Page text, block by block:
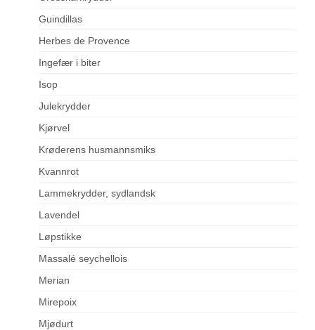
Guindillas
Herbes de Provence
Ingefær i biter
Isop
Julekrydder
Kjørvel
Krøderens husmannsmiks
Kvannrot
Lammekrydder, sydlandsk
Lavendel
Løpstikke
Massalé seychellois
Merian
Mirepoix
Mjødurt